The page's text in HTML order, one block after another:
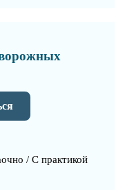
/ С практикой